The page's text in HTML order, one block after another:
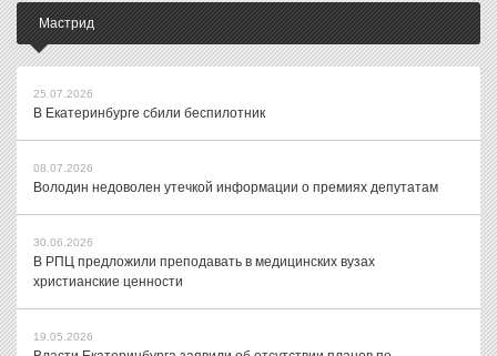
Мастрид
25.07.2026
В Екатеринбурге сбили беспилотник
08.07.2026
Володин недоволен утечкой информации о премиях депутатам
30.06.2026
В РПЦ предложили преподавать в медицинских вузах
христианские ценности
19.05.2026